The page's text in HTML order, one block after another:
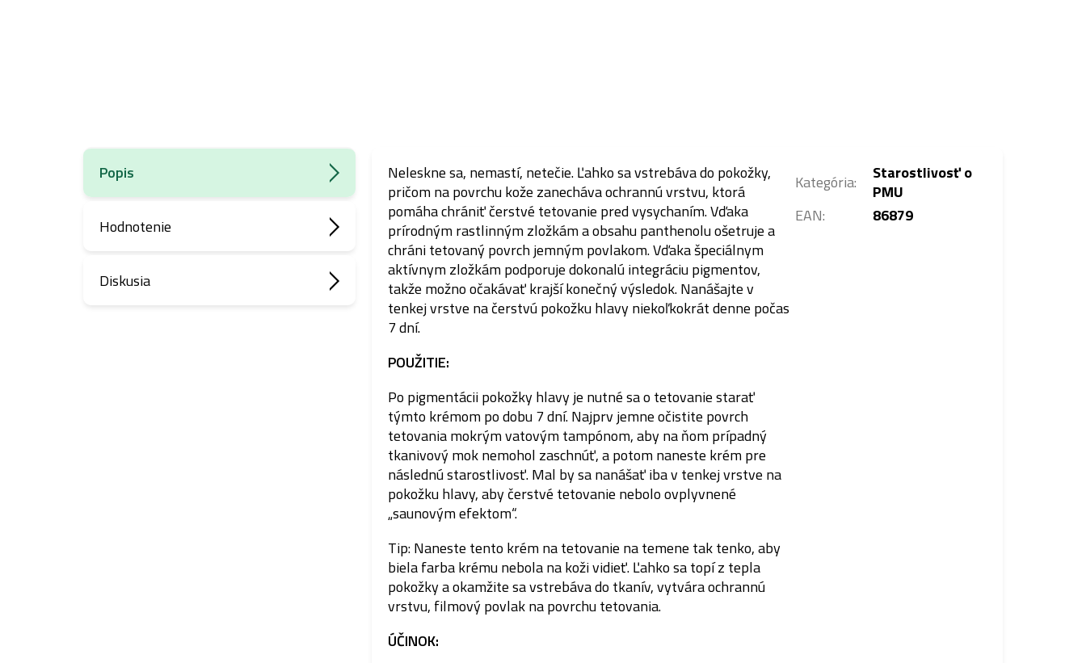
Popis
Hodnotenie
Diskusia
Neleskne sa, nemastí, netečie.Ľahko sa vstrebáva do pokožky,
pričom na povrchu kože zanecháva ochrannú vrstvu, ktorá
pomáha chrániť čerstvé tetovanie pred vysychaním.Vďaka
prírodným rastlinným zložkám a obsahu panthenolu ošetruje a
chráni tetovaný povrch jemným povlakom.Vďaka špeciálnym
aktívnym zložkám podporuje dokonalú integráciu pigmentov,
takže možno očakávať krajší konečný výsledok.Nanášajte v
tenkej vrstve na čerstvú pokožku hlavy niekoľkokrát denne počas
7 dní.
POUŽITIE:
Po pigmentácii pokožky hlavy je nutné sa o tetovanie starať
týmto krémom po dobu 7 dní.Najprv jemne očistite povrch
tetovania mokrým vatovým tampónom, aby na ňom prípadný
tkanivový mok nemohol zaschnúť, a potom naneste krém pre
následnú starostlivosť.Mal by sa nanášať iba v tenkej vrstve na
pokožku hlavy, aby čerstvé tetovanie nebolo ovplyvnené
„saunovým efektom“.
Tip: Naneste tento krém na tetovanie na temene tak tenko, aby
biela farba krému nebola na koži vidieť.Ľahko sa topí z tepla
pokožky a okamžite sa vstrebáva do tkanív, vytvára ochrannú
vrstvu, filmový povlak na povrchu tetovania.
ÚČINOK:
Kategória:
Starostlivosť o
PMU
EAN: 86879